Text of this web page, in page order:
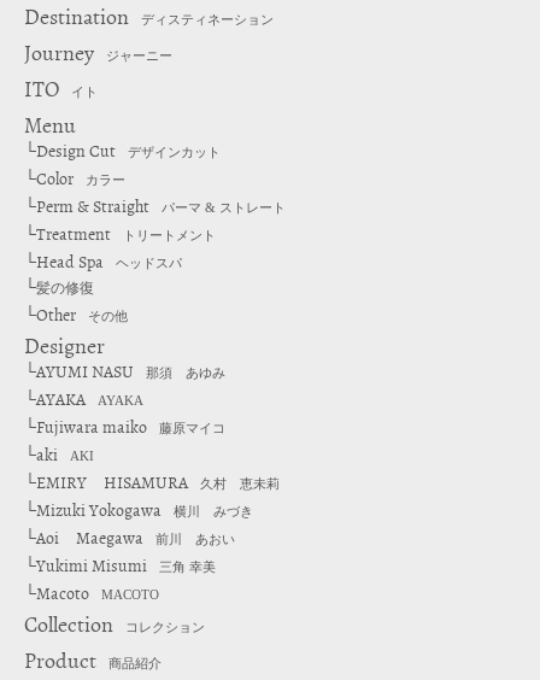
Destination ディスティネーション
Journey ジャーニー
ITO イト
Menu
└Design Cut デザインカット
└Color カラー
└Perm & Straight パーマ & ストレート
└Treatment トリートメント
└Head Spa ヘッドスパ
└髪の修復
└Other その他
Designer
└AYUMI NASU 那須 あゆみ
└AYAKA AYAKA
└Fujiwara maiko 藤原マイコ
└aki AKI
└EMIRY HISAMURA 久村 恵未莉
└Mizuki Yokogawa 横川 みづき
└Aoi Maegawa 前川 あおい
└Yukimi Misumi 三角 幸美
└Macoto MACOTO
Collection コレクション
Product 商品紹介